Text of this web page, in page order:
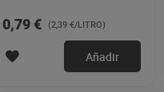
0,79 € (2,39 €/LITRO)
Añadir